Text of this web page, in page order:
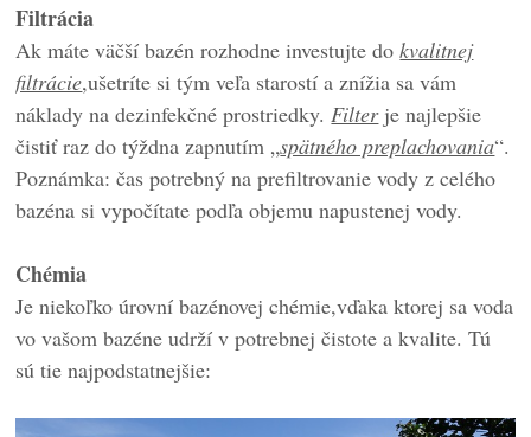
Filtrácia
Ak máte väčší bazén rozhodne investujte dokvalitnej
filtrácie,ušetríte si tým veľa starostí a znížia sa vám
náklady na dezinfekčné prostriedky. Filterje najlepšie
čistiť raz do týždna zapnutím „spätného preplachovania“.
Poznámka: čas potrebný na prefiltrovanie vody z celého
bazéna si vypočítate podľa objemu napustenej vody.
Chémia
Je niekoľko úrovní bazénovej chémie,vďaka ktorej sa voda
vo vašom bazéne udrží v potrebnej čistote a kvalite. Tú
sú tie najpodstatnejšie: